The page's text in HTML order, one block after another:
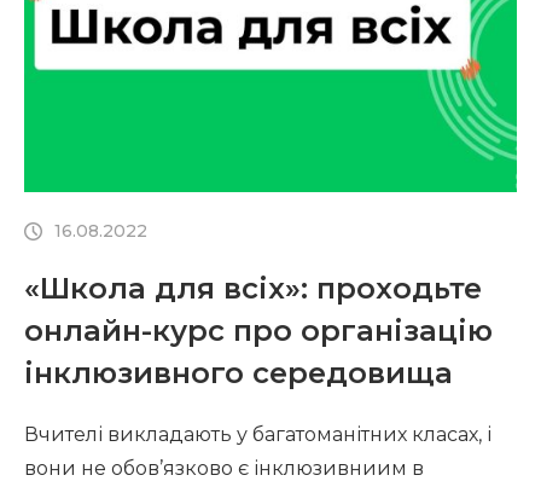
розтлумачити. З іншого боку, працюючи […]
16.08.2022
«Школа для всіх»: проходьте
онлайн-курс про організацію
інклюзивного середовища
Вчителі викладають у багатоманітних класах, і
вони не обов’язково є інклюзивниим в